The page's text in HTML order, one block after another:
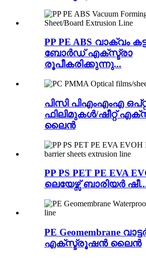
PP PE ABS വാക്വം
ബോർഡ് എക്സ്ട്രാ
രൂപീകരിക്കുന്നു...
പിസി പിഎംഎംഎ
ഫിലിമുകൾ/ഷീറ്റ്
ലൈൻ
PP PS PET PE EVA
ലെയേഴ്സ് ബാരിയർ
PE Geomembrane
എക്സ്ട്രൂഷൻ ലൈൻ